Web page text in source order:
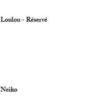
Loulou - Réservé
Neiko